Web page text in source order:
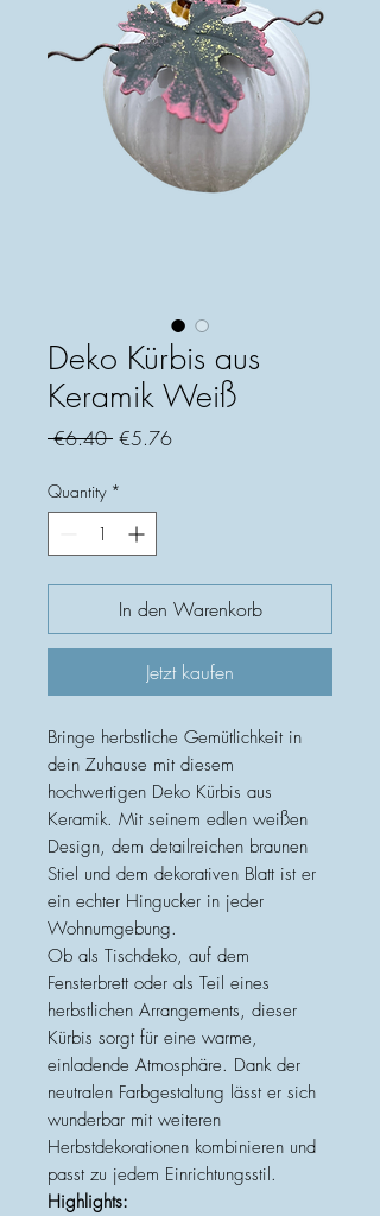
Deko Kürbis aus
Keramik Weiß
€6.40 Regular
€5.76Sale
Quantity *
In den Warenkorb
Jetzt kaufen
Bringe herbstliche Gemütlichkeit in
dein Zuhause mit diesem
hochwertigen Deko Kürbis aus
Keramik. Mit seinem edlen weißen
Design, dem detailreichen braunen
Stiel und dem dekorativen Blatt ist er
ein echter Hingucker in jeder
Wohnumgebung.
Ob als Tischdeko, auf dem
Fensterbrett oder als Teil eines
herbstlichen Arrangements, dieser
Kürbis sorgt für eine warme,
einladende Atmosphäre. Dank der
neutralen Farbgestaltung lässt er sich
wunderbar mit weiteren
Herbstdekorationen kombinieren und
passt zu jedem Einrichtungsstil.
Highlights: